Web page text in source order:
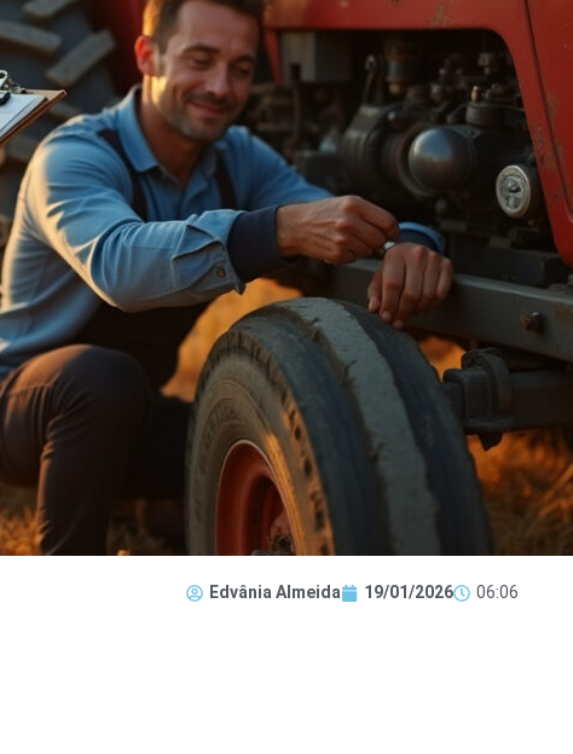
Edvânia Almeida 19/01/2026 06:06